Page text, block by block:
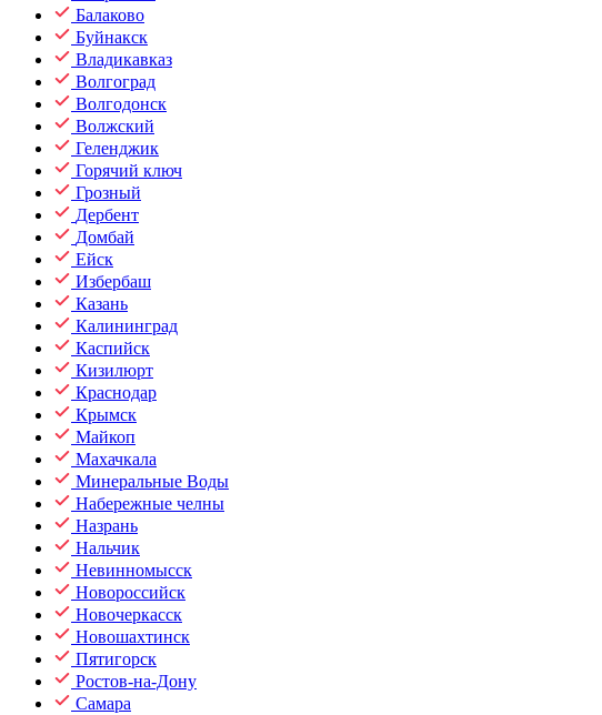
Балаково
Буйнакск
Владикавказ
Волгоград
Волгодонск
Волжский
Геленджик
Горячий ключ
Грозный
Дербент
Домбай
Ейск
Избербаш
Казань
Калининград
Каспийск
Кизилюрт
Краснодар
Крымск
Майкоп
Махачкала
Минеральные Воды
Набережные челны
Назрань
Нальчик
Невинномысск
Новороссийск
Новочеркасск
Новошахтинск
Пятигорск
Ростов-на-Дону
Самара